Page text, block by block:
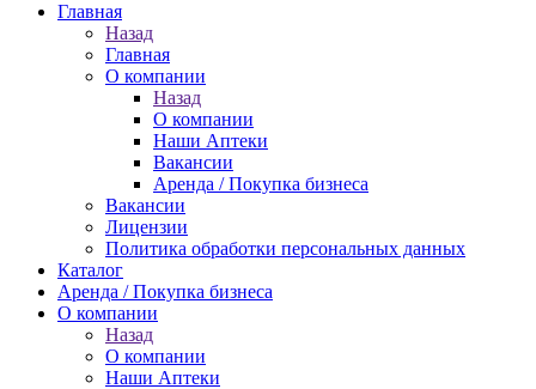
Главная
Назад
Главная
О компании
Назад
О компании
Наши Аптеки
Вакансии
Аренда / Покупка бизнеса
Вакансии
Лицензии
Политика обработки персональных данных
Каталог
Аренда / Покупка бизнеса
О компании
Назад
О компании
Наши Аптеки